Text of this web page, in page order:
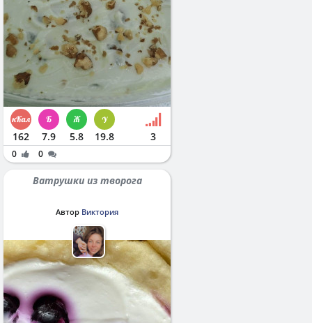
162 7.9 5.8 19.8 3
0 0
Ватрушки из творога
Автор Виктория